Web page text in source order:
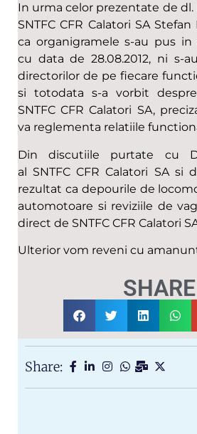
In urma celor prezentate de dl.
SNTFC CFR Calatori SA
ca organigramele s-au pus in
cu data de 28.08.2012, ni s-
directorilor de pe fiecare
si totodata s-a vorbit
SNTFC CFR Calatori SA,
va reglementa relatiile
Din discutiile purtate cu
al SNTFC CFR Calatori SA si
rezultat ca depourile de
automotoare si reviziile de
direct de SNTFC CFR Calatori
Ulterior vom reveni cu
SHARE
Share: